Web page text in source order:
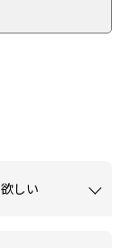
しい